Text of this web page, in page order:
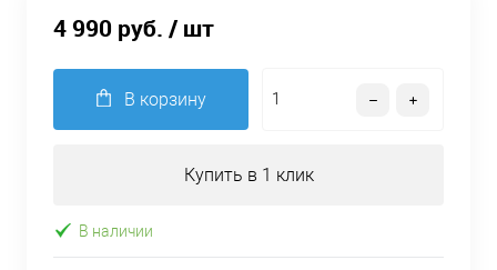
4 990 руб. / шт
В корзину
Купить в 1 клик
В наличии